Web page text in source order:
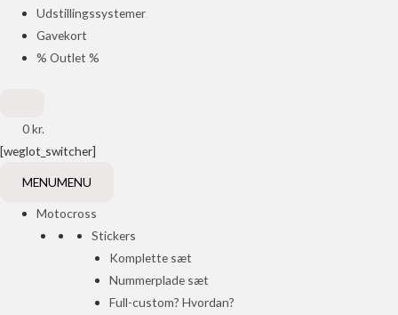
Udstillingssystemer
Gavekort
% Outlet %
0kr.
[weglot_switcher]
MENUMENU
Motocross
Stickers
Komplette sæt
Nummerplade sæt
Full-custom? Hvordan?